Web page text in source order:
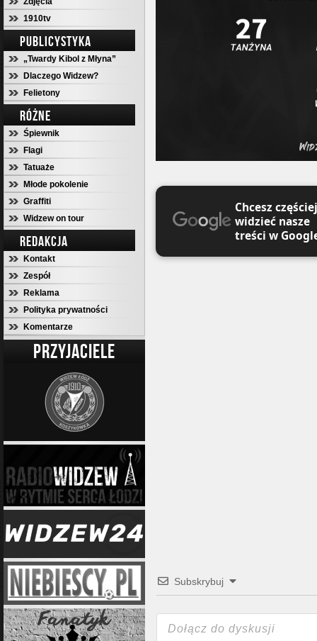
1910tv
PUBLICYSTYKA
„Twardy Kibol z Młyna”
Dlaczego Widzew?
Felietony
RÓŻNE
Śpiewnik
Flagi
Tatuaże
Młode pokolenie
Graffiti
Widzew on tour
REDAKCJA
Kontakt
Zespół
Reklama
Polityka prywatności
Komentarze
PRZYJACIELE
Chcesz częściej
widzieć nasze
treści w
Subskrybuj